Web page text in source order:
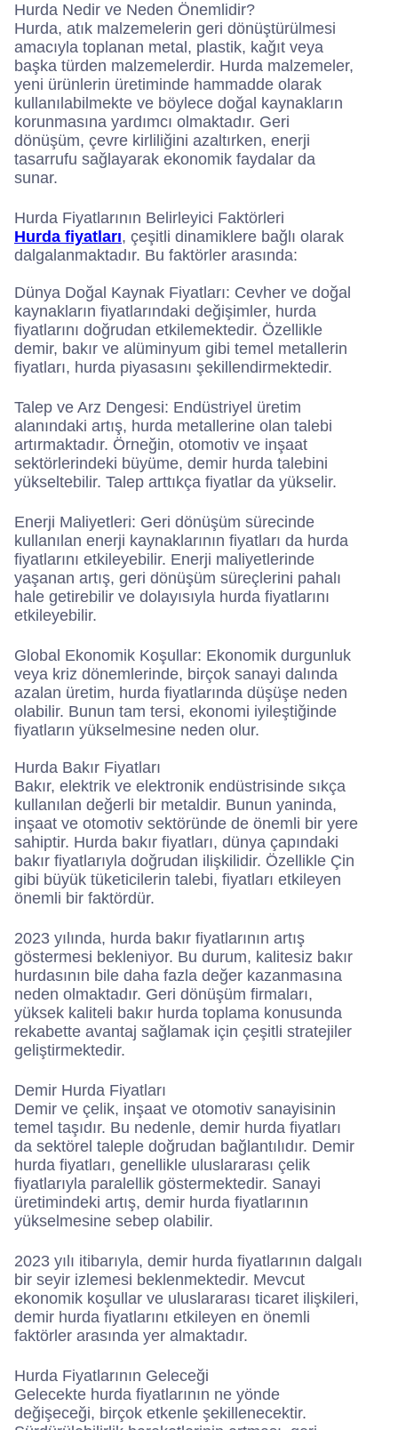
Hurda Nedir ve Neden Önemlidir?
Hurda, atık malzemelerin geri dönüştürülmesi
amacıyla toplanan metal, plastik, kağıt veya
başka türden malzemelerdir. Hurda malzemeler,
yeni ürünlerin üretiminde hammadde olarak
kullanılabilmekte ve böylece doğal kaynakların
korunmasına yardımcı olmaktadır. Geri
dönüşüm, çevre kirliliğini azaltırken, enerji
tasarrufu sağlayarak ekonomik faydalar da
sunar.
Hurda Fiyatlarının Belirleyici Faktörleri
Hurda fiyatları, çeşitli dinamiklere bağlı olarak
dalgalanmaktadır. Bu faktörler arasında:
Dünya Doğal Kaynak Fiyatları: Cevher ve doğal
kaynakların fiyatlarındaki değişimler, hurda
fiyatlarını doğrudan etkilemektedir. Özellikle
demir, bakır ve alüminyum gibi temel metallerin
fiyatları, hurda piyasasını şekillendirmektedir.
Talep ve Arz Dengesi: Endüstriyel üretim
alanındaki artış, hurda metallerine olan talebi
artırmaktadır. Örneğin, otomotiv ve inşaat
sektörlerindeki büyüme, demir hurda talebini
yükseltebilir. Talep arttıkça fiyatlar da yükselir.
Enerji Maliyetleri: Geri dönüşüm sürecinde
kullanılan enerji kaynaklarının fiyatları da hurda
fiyatlarını etkileyebilir. Enerji maliyetlerinde
yaşanan artış, geri dönüşüm süreçlerini pahalı
hale getirebilir ve dolayısıyla hurda fiyatlarını
etkileyebilir.
Global Ekonomik Koşullar: Ekonomik durgunluk
veya kriz dönemlerinde, birçok sanayi dalında
azalan üretim, hurda fiyatlarında düşüşe neden
olabilir. Bunun tam tersi, ekonomi iyileştiğinde
fiyatların yükselmesine neden olur.
Hurda Bakır Fiyatları
Bakır, elektrik ve elektronik endüstrisinde sıkça
kullanılan değerli bir metaldir. Bunun yaninda,
inşaat ve otomotiv sektöründe de önemli bir yere
sahiptir. Hurda bakır fiyatları, dünya çapındaki
bakır fiyatlarıyla doğrudan ilişkilidir. Özellikle Çin
gibi büyük tüketicilerin talebi, fiyatları etkileyen
önemli bir faktördür.
2023 yılında, hurda bakır fiyatlarının artış
göstermesi bekleniyor. Bu durum, kalitesiz bakır
hurdasının bile daha fazla değer kazanmasına
neden olmaktadır. Geri dönüşüm firmaları,
yüksek kaliteli bakır hurda toplama konusunda
rekabette avantaj sağlamak için çeşitli stratejiler
geliştirmektedir.
Demir Hurda Fiyatları
Demir ve çelik, inşaat ve otomotiv sanayisinin
temel taşıdır. Bu nedenle, demir hurda fiyatları
da sektörel taleple doğrudan bağlantılıdır. Demir
hurda fiyatları, genellikle uluslararası çelik
fiyatlarıyla paralellik göstermektedir. Sanayi
üretimindeki artış, demir hurda fiyatlarının
yükselmesine sebep olabilir.
2023 yılı itibarıyla, demir hurda fiyatlarının dalgalı
bir seyir izlemesi beklenmektedir. Mevcut
ekonomik koşullar ve uluslararası ticaret ilişkileri,
demir hurda fiyatlarını etkileyen en önemli
faktörler arasında yer almaktadır.
Hurda Fiyatlarının Geleceği
Gelecekte hurda fiyatlarının ne yönde
değişeceği, birçok etkenle şekillenecektir.